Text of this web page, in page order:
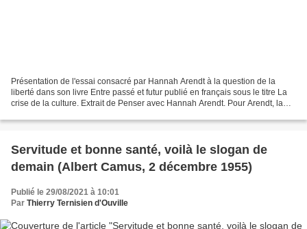
Présentation de l'essai consacré par Hannah Arendt à la question de la
liberté dans son livre Entre passé et futur publié en français sous le titre La
crise de la culture. Extrait de Penser avec Hannah Arendt. Pour Arendt, la
Servitude et bonne santé, voilà le slogan de
demain (Albert Camus, 2 décembre 1955)
Publié le 29/08/2021 à 10:01
Par Thierry Ternisien d'Ouville